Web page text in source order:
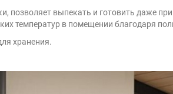
выпекать и готовить даже
температур в помещении благодаря
хранения.